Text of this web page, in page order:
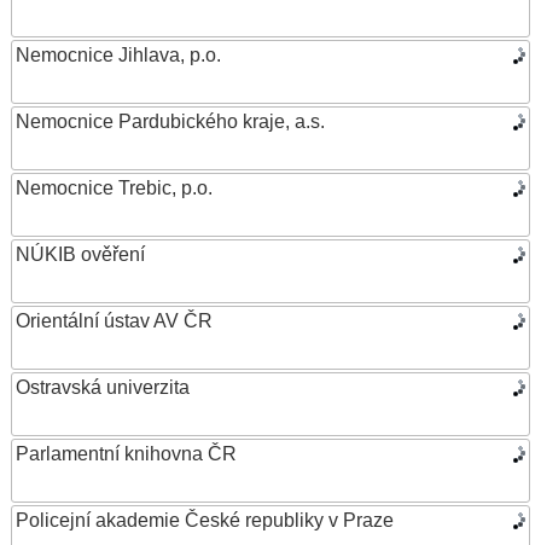
Nemocnice Jihlava, p.o.
Nemocnice Pardubického kraje, a.s.
Nemocnice Trebic, p.o.
NÚKIB ověření
Orientální ústav AV ČR
Ostravská univerzita
Parlamentní knihovna ČR
Policejní akademie České republiky v Praze